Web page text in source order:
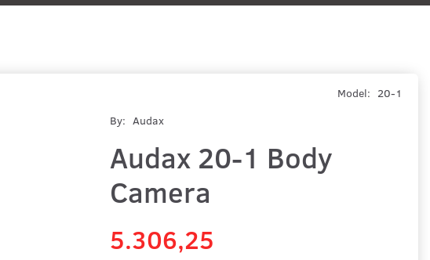
Model: 20-1
By: Audax
Audax 20-1 Body
Camera
5.306,25